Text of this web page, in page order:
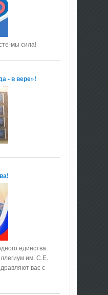
мы сила!
- в вере»!
единства
им. С.Е.
вас с